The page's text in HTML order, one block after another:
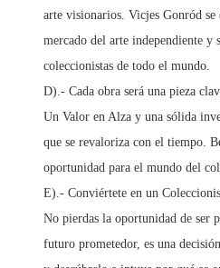
arte visionarios. Vicjes Gonród se
mercado del arte independiente y
coleccionistas de todo el mundo.
D).- Cada obra será una pieza
Un Valor en Alza y una sólida
que se revaloriza con el tiempo.
oportunidad para el mundo del
E).- Conviértete en un
No pierdas la oportunidad de ser
futuro prometedor, es una